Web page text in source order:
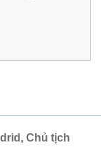
Chủ tịch